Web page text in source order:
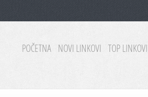
POČETNA NOVI LINKOVI TOP LINKOVI